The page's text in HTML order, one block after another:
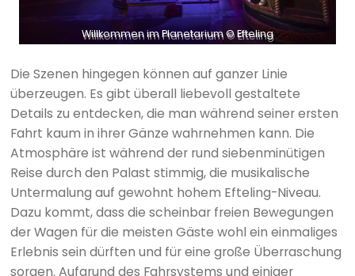
Willkommen im Planetarium © Efteling
Die Szenen hingegen können auf ganzer Linie
überzeugen. Es gibt überall liebevoll gestaltete
Details zu entdecken, die man während seiner ersten
Fahrt kaum in ihrer Gänze wahrnehmen kann. Die
Atmosphäre ist während der rund siebenminütigen
Reise durch den Palast stimmig, die musikalische
Untermalung auf gewohnt hohem Efteling-Niveau.
Dazu kommt, dass die scheinbar freien Bewegungen
der Wagen für die meisten Gäste wohl ein einmaliges
Erlebnis sein dürften und für eine große Überraschung
sorgen. Aufgrund des Fahrsystems und einiger